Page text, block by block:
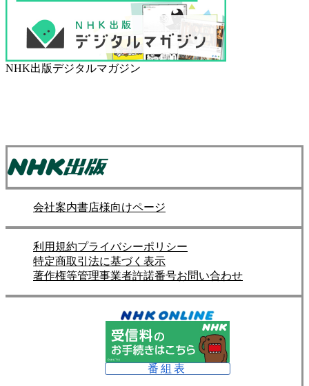
NHK出版デジタルマガジン
会社案内書店様向けページ
利用規約プライバシーポリシー
特定商取引法に基づく表示
著作権等管理事業者許諾番号お問い合わせ
番組表